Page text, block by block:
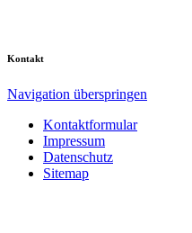
Kontakt
Navigation überspringen
Kontaktformular
Impressum
Datenschutz
Sitemap